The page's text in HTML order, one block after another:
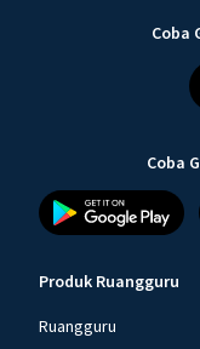
Coba
Coba
Produk Ruangguru
Ruangguru